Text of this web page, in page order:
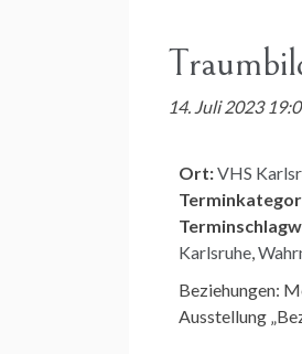
14. Juli 2023
Ort:VHS
Karlsruhe,
Beziehungen:
Ausstellung